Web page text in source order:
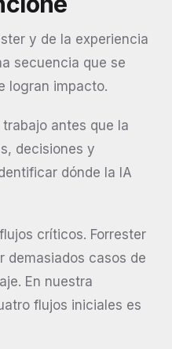
y de la experiencia
secuencia que se
logran impacto.
antes que la
decisiones y
dónde la IA
críticos. Forrester
demasiados casos de
En nuestra
flujos iniciales es